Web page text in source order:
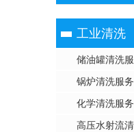
工业清洗
储油罐清洗
锅炉清洗服务
化学清洗服务
高压水射流